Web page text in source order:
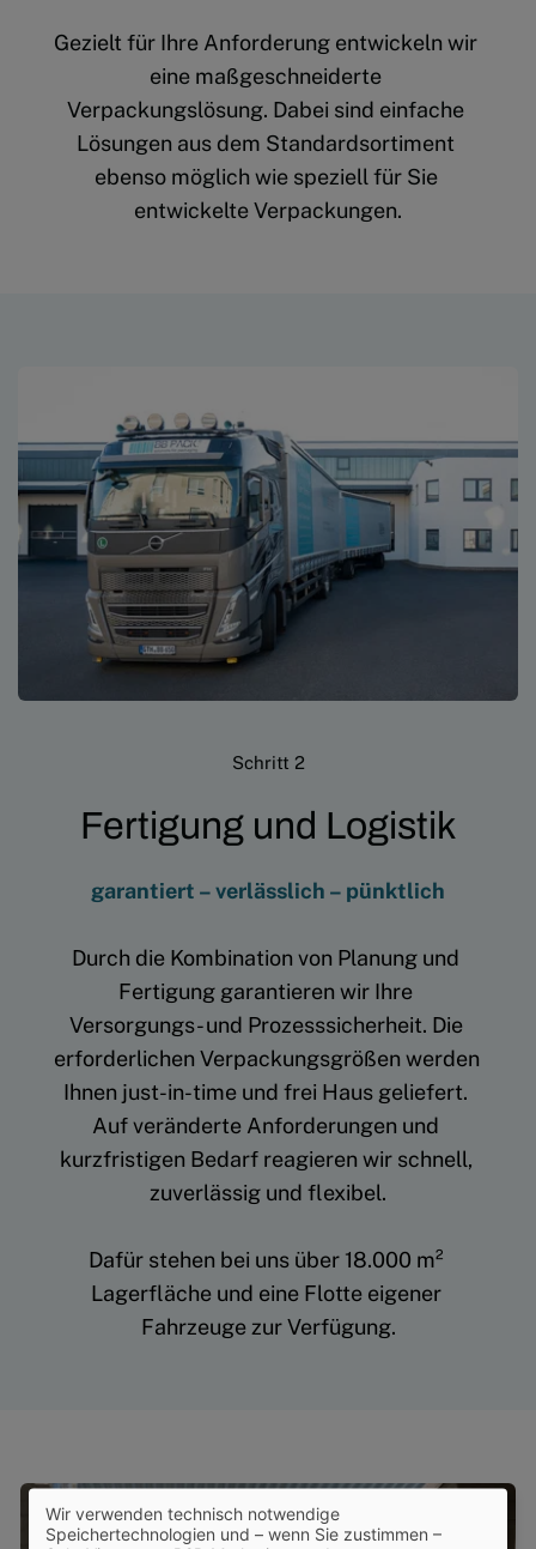
Gezielt für Ihre Anforderung entwickeln wir
eine maßgeschneiderte
Verpackungslösung. Dabei sind einfache
Lösungen aus dem Standardsortiment
ebenso möglich wie speziell für Sie
entwickelte Verpackungen.
Schritt 2
Fertigung und Logistik
garantiert – verlässlich – pünktlich
Durch die Kombination von Planung und
Fertigung garantieren wir Ihre
Versorgungs- und Prozesssicherheit. Die
erforderlichen Verpackungsgrößen werden
Ihnen just-in-time und frei Haus geliefert.
Auf veränderte Anforderungen und
kurzfristigen Bedarf reagieren wir schnell,
zuverlässig und flexibel.
Dafür stehen bei uns über 18.000 m²
Lagerfläche und eine Flotte eigener
Fahrzeuge zur Verfügung.
Wir verwenden technisch notwendige
Speichertechnologien und – wenn Sie zustimmen –